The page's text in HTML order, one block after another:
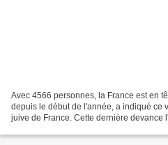
Avec 4566 personnes, la France est en
depuis le début de l'année, a indiqué ce
juive de France. Cette dernière devance